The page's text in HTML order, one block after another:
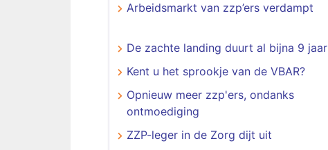
Arbeidsmarkt van zzp’ers verdampt
De zachte landing duurt al bijna 9 jaar
Kent u het sprookje van de VBAR?
Opnieuw meer zzp'ers, ondanks
ontmoediging
ZZP-leger in de Zorg dijt uit